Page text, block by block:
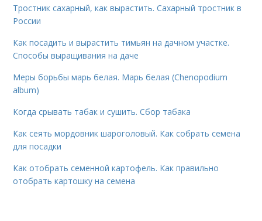
Тростник сахарный, как вырастить. Сахарный тростник в
России
Как посадить и вырастить тимьян на дачном участке.
Способы выращивания на даче
Меры борьбы марь белая. Марь белая (Chenopodium
album)
Когда срывать табак и сушить. Сбор табака
Как сеять мордовник шароголовый. Как собрать семена
для посадки
Как отобрать семенной картофель. Как правильно
отобрать картошку на семена